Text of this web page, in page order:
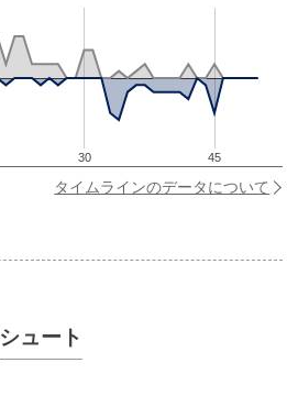
30 45
タイムラインのデータについて
シュート